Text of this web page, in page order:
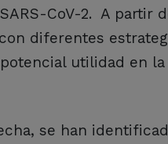
CoV-2. A partir
diferentes
utilidad en
se han